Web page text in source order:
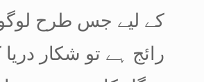
کے لیے جس طرح
رائج ہے تو شکار دریا